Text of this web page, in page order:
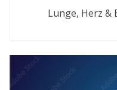
Lunge, Herz